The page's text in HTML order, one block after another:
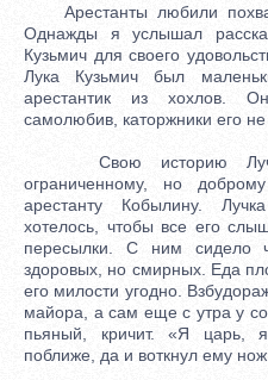
Арестанты любили
Однажды я услышал
Кузьмич для своего
Лука Кузьмич был
арестантик из хохлов.
самолюбив, каторжники его
Свою историю Лучка
ограниченному, но
арестанту Кобылину.
хотелось, чтобы все его
пересылки. С ним сидело
здоровых, но смирных. Еда
его милости угодно.
майора, а сам еще с утра у
пьяный, кричит. «Я царь,
поближе, да и воткнул ему нож